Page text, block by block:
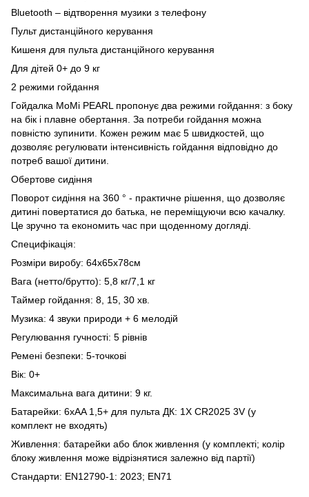
Bluetooth – відтворення музики з телефону
Пульт дистанційного керування
Кишеня для пульта дистанційного керування
Для дітей 0+ до 9 кг
2 режими гойдання
Гойдалка MoMi PEARL пропонує два режими гойдання: з боку
на бік і плавне обертання. За потреби гойдання можна
повністю зупинити. Кожен режим має 5 швидкостей, що
дозволяє регулювати інтенсивність гойдання відповідно до
потреб вашої дитини.
Обертове сидіння
Поворот сидіння на 360 ° - практичне рішення, що дозволяє
дитині повертатися до батька, не переміщуючи всю качалку.
Це зручно та економить час при щоденному догляді.
Специфікація:
Розміри виробу: 64x65x78см
Вага (нетто/брутто): 5,8 кг/7,1 кг
Таймер гойдання: 8, 15, 30 хв.
Музика: 4 звуки природи + 6 мелодій
Регулювання гучності: 5 рівнів
Ремені безпеки: 5-точкові
Вік: 0+
Максимальна вага дитини: 9 кг.
Батарейки: 6xAA 1,5+ для пульта ДК: 1X CR2025 3V (у
комплект не входять)
Живлення: батарейки або блок живлення (у комплекті; колір
блоку живлення може відрізнятися залежно від партії)
Стандарти: EN12790-1: 2023; EN71